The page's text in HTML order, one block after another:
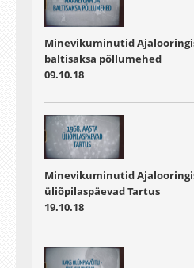
Minevikuminutid
baltisaksa põllumehed
09.10.18
Minevikuminutid
üliõpilaspäevad Tartus
19.10.18